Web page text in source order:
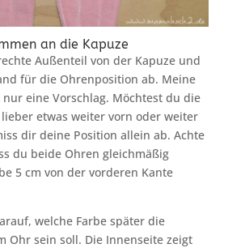
an die Kapuze
Außenteil von der Kapuze und
für die Ohrenposition ab. Meine
eine Vorschlag. Möchtest du die
etwas weiter vorn oder weiter
dir deine Position allein ab. Achte
du beide Ohren gleichmäßig
5 cm von der vorderen Kante
welche Farbe später die
Ohr sein soll. Die Innenseite zeigt